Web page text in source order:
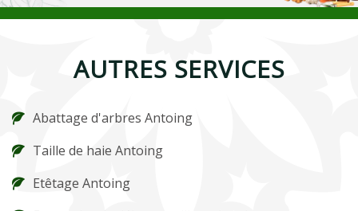
AUTRES SERVICES
Abattage d'arbres Antoing
Taille de haie Antoing
Etêtage Antoing